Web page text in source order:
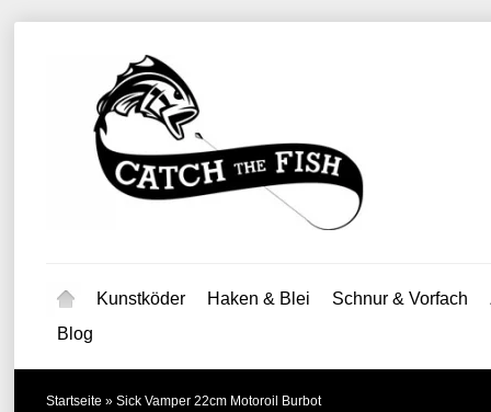
Kunstköder Haken & Blei Schnur & Vorfach
Blog
Startseite » Sick Vamper 22cm Motoroil Burbot